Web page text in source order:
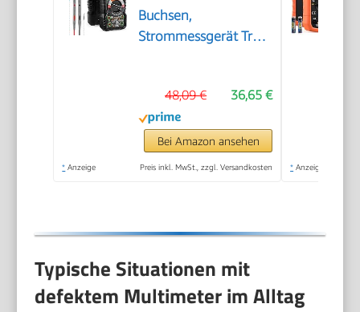
Buchsen,
Strommessgerät True
Spannung,Kapazität,
Temperatur,
Widerstand für
Elektriker
36,65 €
48,09 €
Bei Amazon ansehen
* Anzeige Preis inkl. MwSt., zzgl. Versandkosten * Anzeige
Typische Situationen mit
defektem Multimeter im Alltag